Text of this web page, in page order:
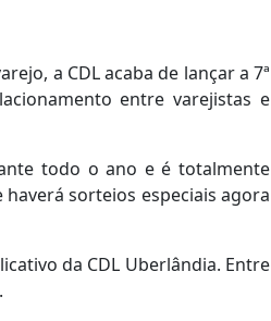
a CDL acaba de lançar a 7ª
entre varejistas e
todo o ano e é totalmente
sorteios especiais agora
da CDL Uberlândia. Entre